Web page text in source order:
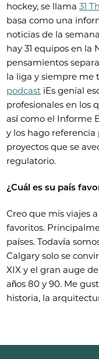
hockey, se llama31
basa como una
noticias de la
hay 31 equipos en la
pensamientos
la liga y siempre me
podcast iEs genial
profesionales en los
así como el Informe
y los hago
proyectos que se
regulatorio.
¿Cuál es su país
Creo que mis viajes
favoritos.
países. Todavía
Calgary solo se
XIX y el gran auge
años 80 y 90. Me
historia, la